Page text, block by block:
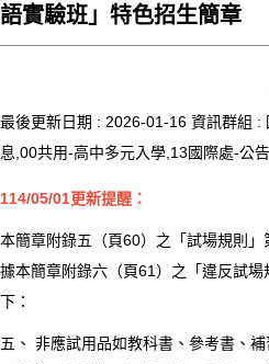
語實驗班」特色招生簡章
最後更新日期 : 2026-01-16 資訊群組 :
息,00共用-高中多元入學,13國際處-公
114/05/01更新提醒：
本簡章附錄五（頁60）之「試場規則
據本簡章附錄六（頁61）之「違反試
下：
五、 非應試用品如教科書、參考書、